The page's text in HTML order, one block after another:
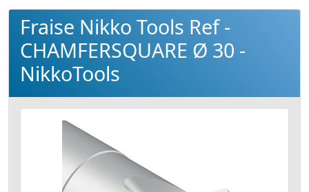
Fraise Nikko Tools Ref -
CHAMFERSQUARE Ø 30 -
NikkoTools